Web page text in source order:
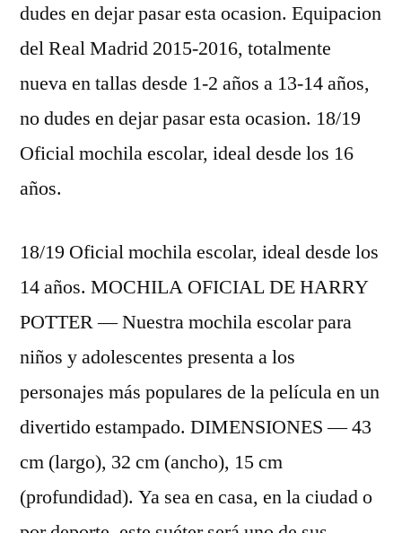
dudes en dejar pasar esta ocasion. Equipacion
del Real Madrid 2015-2016, totalmente
nueva en tallas desde 1-2 años a 13-14 años,
no dudes en dejar pasar esta ocasion. 18/19
Oficial mochila escolar, ideal desde los 16
años.
18/19 Oficial mochila escolar, ideal desde los
14 años. MOCHILA OFICIAL DE HARRY
POTTER — Nuestra mochila escolar para
niños y adolescentes presenta a los
personajes más populares de la película en un
divertido estampado. DIMENSIONES — 43
cm (largo), 32 cm (ancho), 15 cm
(profundidad). Ya sea en casa, en la ciudad o